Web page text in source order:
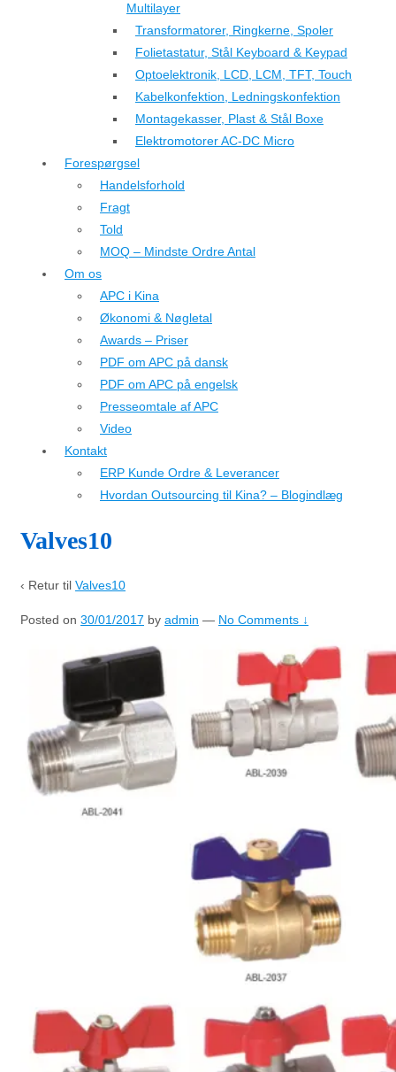
Multilayer
Transformatorer, Ringkerne, Spoler
Folietastatur, Stål Keyboard & Keypad
Optoelektronik, LCD, LCM, TFT, Touch
Kabelkonfektion, Ledningskonfektion
Montagekasser, Plast & Stål Boxe
Elektromotorer AC-DC Micro
Forespørgsel
Handelsforhold
Fragt
Told
MOQ – Mindste Ordre Antal
Om os
APC i Kina
Økonomi & Nøgletal
Awards – Priser
PDF om APC på dansk
PDF om APC på engelsk
Presseomtale af APC
Video
Kontakt
ERP Kunde Ordre & Leverancer
Hvordan Outsourcing til Kina? – Blogindlæg
Valves10
‹ Retur til Valves10
Posted on 30/01/2017 by admin — No Comments ↓